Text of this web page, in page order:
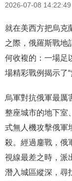
2026-07-08 14:22:49
就在美西方把烏克
之際，俄羅斯戰地
何收複的：一場足
場精彩戰例揭示了“
烏軍對抗俄軍最厲
整座城市的地下室
式無人機攻擊俄軍
殺。經過鏖戰，俄
視線最差之時，派
潛入城區縱深，尋